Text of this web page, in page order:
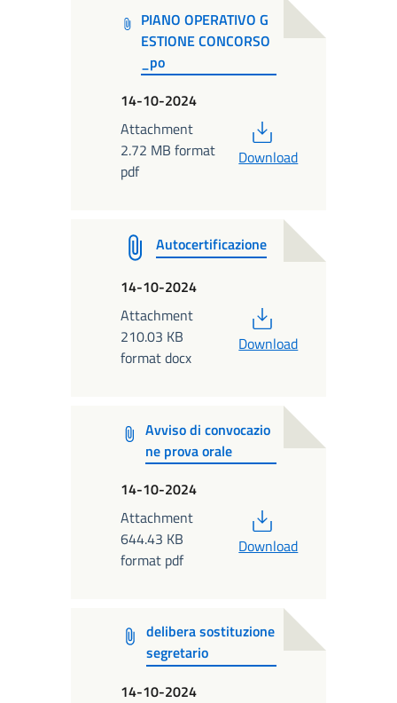
PIANO OPERATIVO G
ESTIONE CONCORSO
_po
14-10-2024
Attachment
2.72 MB format
pdf
Download
Autocertificazione
14-10-2024
Attachment
210.03 KB
format docx
Download
Avviso di convocazio
ne prova orale
14-10-2024
Attachment
644.43 KB
format pdf
Download
delibera sostituzione
segretario
14-10-2024